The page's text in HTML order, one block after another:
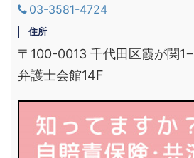
03-3581-4724
住所
〒100-0013 千代田区霞が関
弁護士会館14F